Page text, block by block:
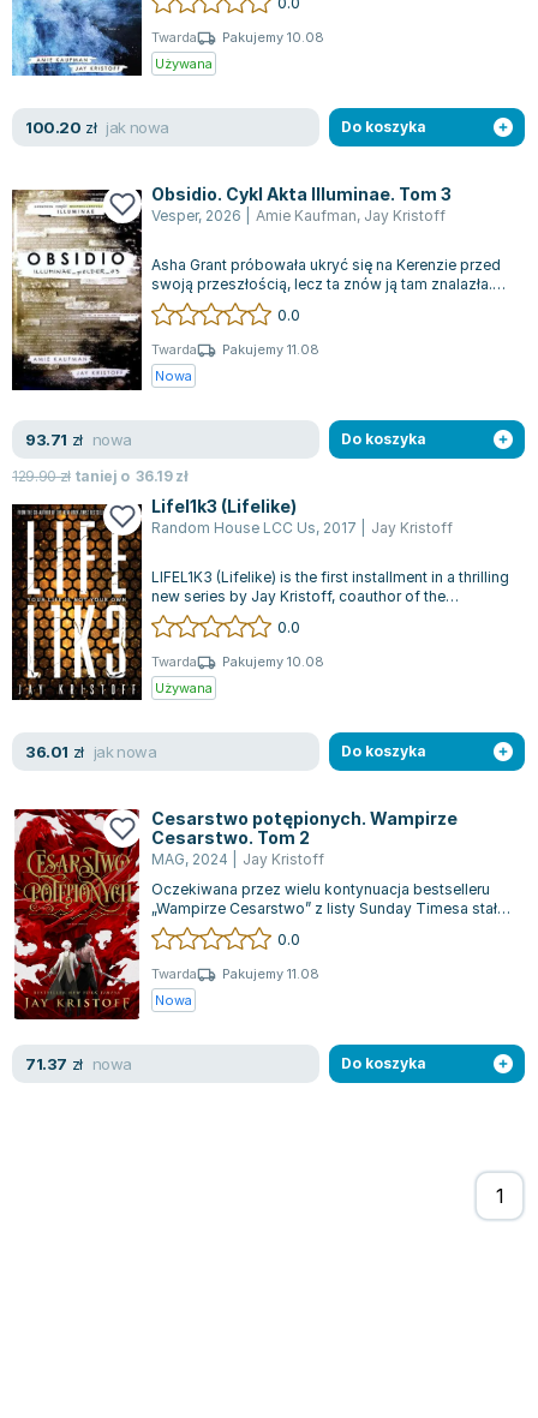
Twarda
Pakujemy 10.08
Używana
100.20 zł jak nowa Do koszyka
Obsidio. Cykl Akta Illuminae. Tom 3
Vesper, 2026 Amie Kaufman, Jay Kristoff
Asha Grant próbowała ukryć się na Kerenzie przed
swoją przeszłością, lecz ta znów ją tam znalazła.
Pomimo trudności, Asha przetrwa...
0.0
Twarda
Pakujemy 11.08
Nowa
93.71 zł nowa
129.90zł taniej o36.19zł
Do koszyka
Lifel1k3 (Lifelike)
Random House LCC Us, 2017 Jay Kristoff
LIFEL1K3 (Lifelike) is the first installment in a thrilling
new series by Jay Kristoff, coauthor of the
bestselling Illuminae File...
0.0
Twarda
Pakujemy 10.08
Używana
36.01 zł jak nowa Do koszyka
Cesarstwo potępionych. Wampirze
Cesarstwo. Tom 2
MAG, 2024
Jay Kristoff
Oczekiwana przez wielu kontynuacja bestselleru
„Wampirze Cesarstwo” z listy Sunday Timesa stała
się faktem. Gabriel de León, ratuj...
0.0
Twarda
Pakujemy 11.08
Nowa
71.37 zł nowa Do koszyka